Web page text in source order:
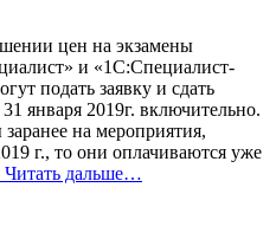
цен на экзамены
и «1С:Специалист-
подать заявку и сдать
января 2019г. включительно.
на мероприятия,
г., то они оплачиваются уже
Читать дальше…